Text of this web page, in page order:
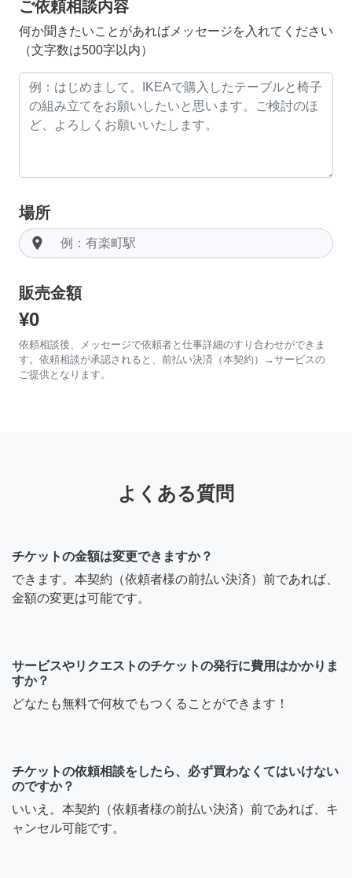
ご依頼相談内容
何か聞きたいことがあればメッセージを入れてください
（文字数は500字以内）
場所
room
販売金額
¥0
依頼相談後、メッセージで依頼者と仕事詳細のすり合わせができま
す。依頼相談が承認されると、前払い決済（本契約）→サービスの
ご提供となります。
よくある質問
チケットの金額は変更できますか？
できます。本契約（依頼者様の前払い決済）前であれば、
金額の変更は可能です。
サービスやリクエストのチケットの発行に費用はかかりま
すか？
どなたも無料で何枚でもつくることができます！
チケットの依頼相談をしたら、必ず買わなくてはいけない
のですか？
いいえ。本契約（依頼者様の前払い決済）前であれば、キ
ャンセル可能です。